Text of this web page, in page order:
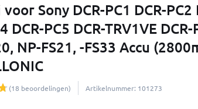
Sony DCR-PC1 DCR-PC2
DCR-PC5 DCR-TRV1VE
NP-FS21, -FS33 Accu
(18 beoordelingen) Artikelnummer: 101273